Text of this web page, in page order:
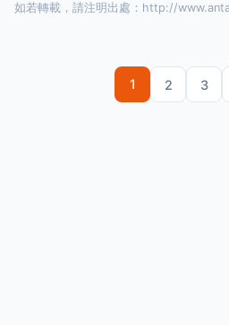
如若轉載，請注明出處：http://
1 2 3